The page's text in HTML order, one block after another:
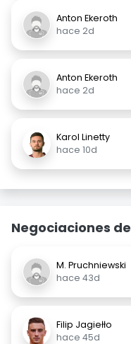
Anton Ekeroth
hace 2d
Anton Ekeroth
hace 2d
Karol Linetty
hace 10d
Negociaciones
M. Pruchniewski
hace 43d
Filip Jagiełło
hace 45d